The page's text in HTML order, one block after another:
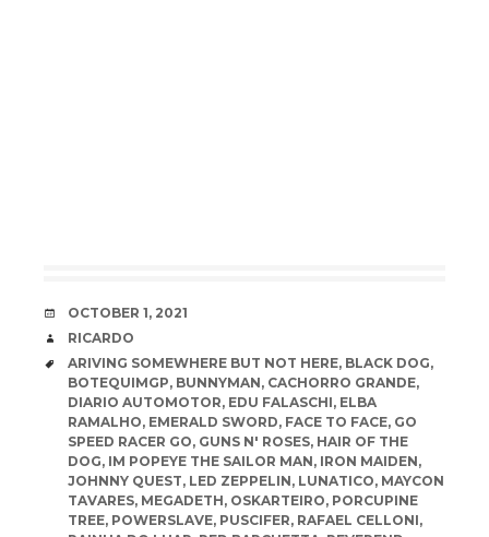
DATE
OCTOBER 1, 2021
AUTHOR
RICARDO
TAGS
ARIVING SOMEWHERE BUT NOT HERE, BLACK DOG,
BOTEQUIMGP, BUNNYMAN, CACHORRO GRANDE,
DIARIO AUTOMOTOR, EDU FALASCHI, ELBA
RAMALHO, EMERALD SWORD, FACE TO FACE, GO
SPEED RACER GO, GUNS N' ROSES, HAIR OF THE
DOG, IM POPEYE THE SAILOR MAN, IRON MAIDEN,
JOHNNY QUEST, LED ZEPPELIN, LUNATICO, MAYCON
TAVARES, MEGADETH, OSKARTEIRO, PORCUPINE
TREE, POWERSLAVE, PUSCIFER, RAFAEL CELLONI,